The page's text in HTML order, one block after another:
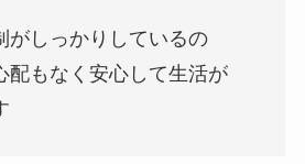
がしっかりしているの
配もなく安心して生活が